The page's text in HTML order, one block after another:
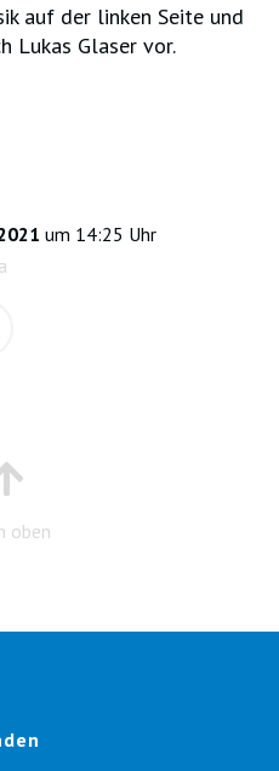
auf der linken Seite und
Lukas Glaser vor.
um 14:25 Uhr
oben